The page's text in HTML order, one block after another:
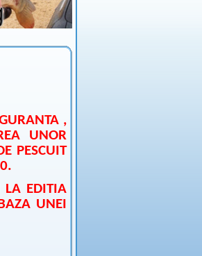
,
UNOR
PESCUIT
LA EDITIA
UNEI